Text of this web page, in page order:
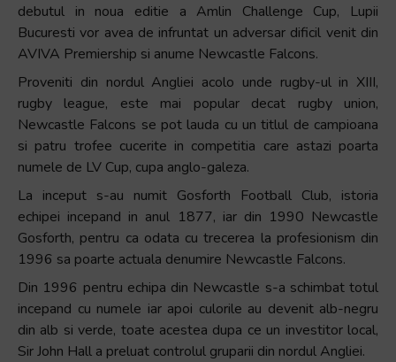
debutul in noua editie a Amlin Challenge Cup, Lupii
Bucuresti vor avea de infruntat un adversar dificil venit din
AVIVA Premiership si anume Newcastle Falcons.
Proveniti din nordul Angliei acolo unde rugby-ul in XIII,
rugby league, este mai popular decat rugby union,
Newcastle Falcons se pot lauda cu un titlul de campioana
si patru trofee cucerite in competitia care astazi poarta
numele de LV Cup, cupa anglo-galeza.
La inceput s-au numit Gosforth Football Club, istoria
echipei incepand in anul 1877, iar din 1990 Newcastle
Gosforth, pentru ca odata cu trecerea la profesionism din
1996 sa poarte actuala denumire Newcastle Falcons.
Din 1996 pentru echipa din Newcastle s-a schimbat totul
incepand cu numele iar apoi culorile au devenit alb-negru
din alb si verde, toate acestea dupa ce un investitor local,
Sir John Hall a preluat controlul gruparii din nordul Angliei.